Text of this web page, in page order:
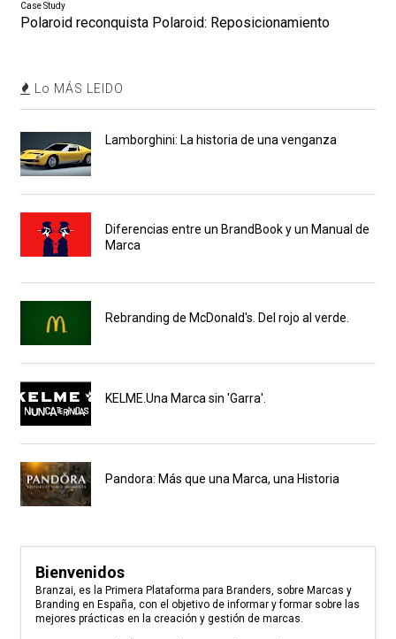
Case Study
Polaroid reconquista Polaroid: Reposicionamiento
Lo MÁS LEIDO
Lamborghini: La historia de una venganza
Diferencias entre un BrandBook y un Manual de
Marca
Rebranding de McDonald's. Del rojo al verde.
KELME.Una Marca sin 'Garra'.
Pandora: Más que una Marca, una Historia
Bienvenidos
Branzai, es la Primera Plataforma para Branders, sobre Marcas y
Branding en España, con el objetivo de informar y formar sobre las
mejores prácticas en la creación y gestión de marcas.